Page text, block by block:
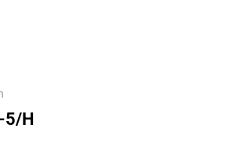
5/H